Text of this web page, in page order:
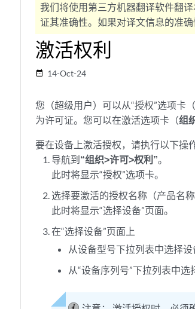
我们将使用第三方机器翻译软件翻
证其准确性。如果对译文信息的准
激活权利
date_range 14-Oct-24
您（超级用户）可以从“授权”选项卡（
为许可证。您可以在激活选项卡（组
要在设备上激活授权，请执行以下操作
导航到“组织>许可>权利”。
此时将显示“授权”选项卡。
选择要激活的授权名称（产品名
此时将显示“选择设备”页面。
在“选择设备”页面上
从设备型号下拉列表中选择设
从“设备序列号”下拉列表中选